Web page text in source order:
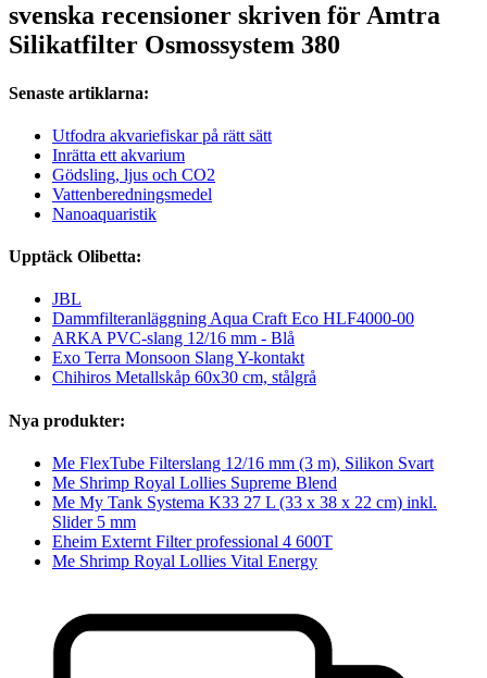
svenska recensioner skriven för Amtra
Silikatfilter Osmossystem 380
Senaste artiklarna:
Utfodra akvariefiskar på rätt sätt
Inrätta ett akvarium
Gödsling, ljus och CO2
Vattenberedningsmedel
Nanoaquaristik
Upptäck Olibetta:
JBL
Dammfilteranläggning Aqua Craft Eco HLF4000-00
ARKA PVC-slang 12/16 mm - Blå
Exo Terra Monsoon Slang Y-kontakt
Chihiros Metallskåp 60x30 cm, stålgrå
Nya produkter:
Me FlexTube Filterslang 12/16 mm (3 m), Silikon Svart
Me Shrimp Royal Lollies Supreme Blend
Me My Tank Systema K33 27 L (33 x 38 x 22 cm) inkl.
Slider 5 mm
Eheim Externt Filter professional 4 600T
Me Shrimp Royal Lollies Vital Energy